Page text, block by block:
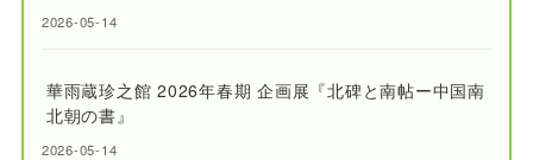
2026-05-14
華雨蔵珍之館 2026年春期 企画展『北碑と南帖ー中国南
北朝の書』
2026-05-14